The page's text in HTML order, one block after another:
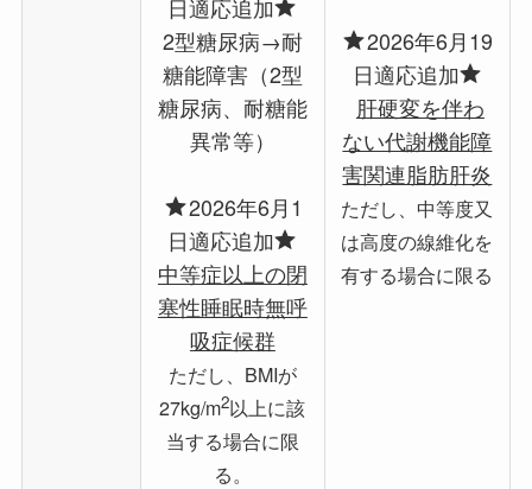
日適応追加
2型糖尿病→耐
糖能障害（2型
糖尿病、耐糖能
異常等）
2026年6月1
日適応追加
中等症以上の閉
塞性睡眠時無呼
吸症候群
ただし、BMIが
27kg/m2以上に該
当する場合に限
る。
2026年6月19
日適応追加
肝硬変を伴わ
ない代謝機能障
害関連脂肪肝炎
ただし、中等度又
は高度の線維化を
有する場合に限る